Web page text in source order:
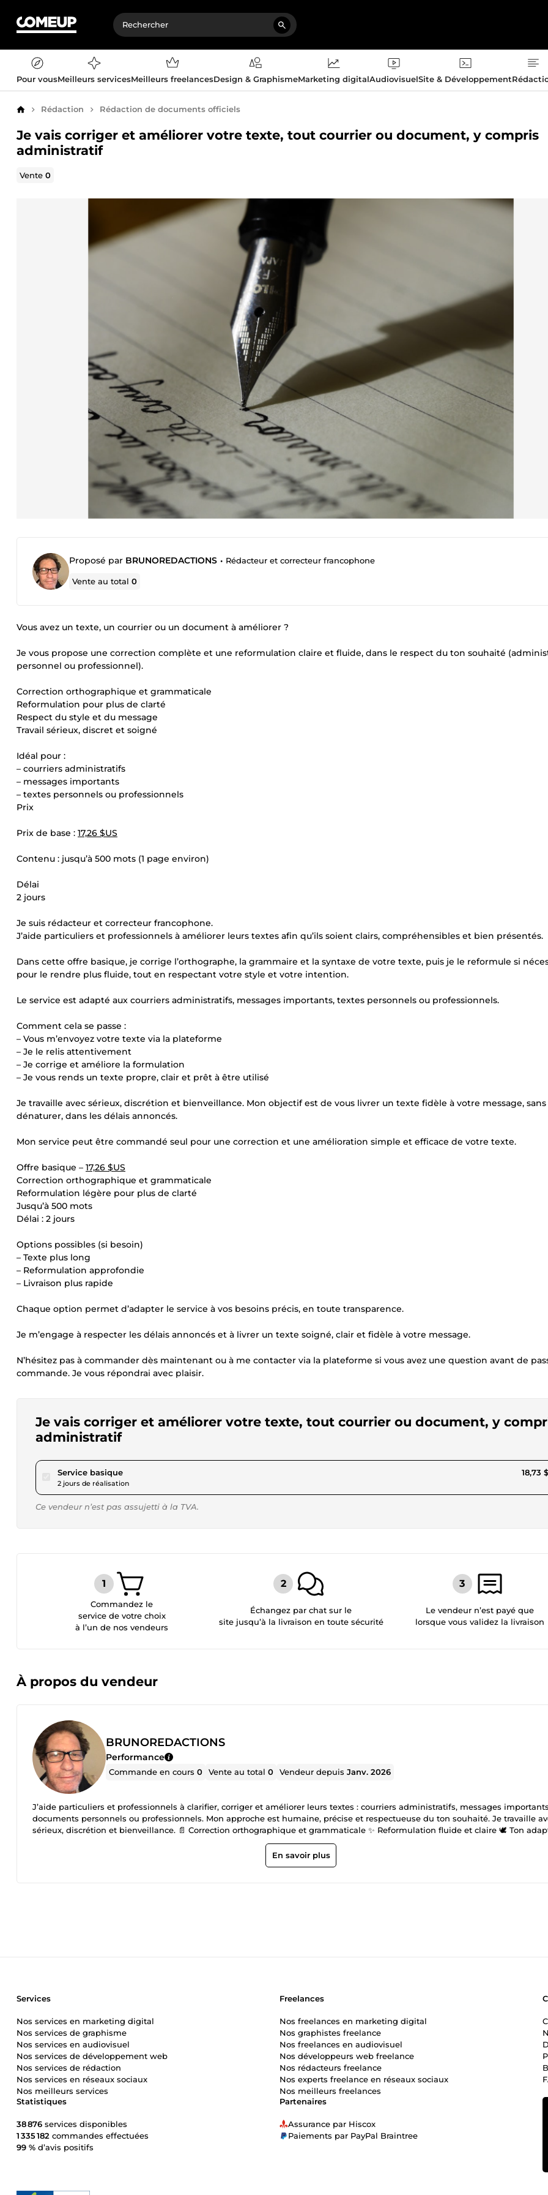
Pour vousMeilleurs servicesMeilleurs freelancesDesign & GraphismeMarketing digitalAudiovisuelSite & Développement
AccueilRédaction Rédaction de documents officiels
Je vais corriger et améliorer votre texte, tout courrier ou document, y compris
administratif
Vente0
Proposé par BRUNOREDACTIONS • Rédacteur et correcteur francophone
Vente au total0
Vous avez un texte, un courrier ou un document à améliorer ?
Je vous propose une correction complète et une reformulation claire et fluide, dans le respect du ton souhaité
personnel ou professionnel).
Correction orthographique et grammaticale
Reformulation pour plus de clarté
Respect du style et du message
Travail sérieux, discret et soigné
Idéal pour :
– courriers administratifs
– messages importants
– textes personnels ou professionnels
Prix
Prix de base : 17,26 $US
Contenu : jusqu’à 500 mots (1 page environ)
Délai
2 jours
Je suis rédacteur et correcteur francophone.
J’aide particuliers et professionnels à améliorer leurs textes afin qu’ils soient clairs, compréhensibles et bien présentés.
Dans cette offre basique, je corrige l’orthographe, la grammaire et la syntaxe de votre texte, puis je le reformule si
pour le rendre plus fluide, tout en respectant votre style et votre intention.
Le service est adapté aux courriers administratifs, messages importants, textes personnels ou professionnels.
Comment cela se passe :
– Vous m’envoyez votre texte via la plateforme
– Je le relis attentivement
– Je corrige et améliore la formulation
– Je vous rends un texte propre, clair et prêt à être utilisé
Je travaille avec sérieux, discrétion et bienveillance. Mon objectif est de vous livrer un texte fidèle à votre message, sans
dénaturer, dans les délais annoncés.
Mon service peut être commandé seul pour une correction et une amélioration simple et efficace de votre texte.
Offre basique – 17,26 $US
Correction orthographique et grammaticale
Reformulation légère pour plus de clarté
Jusqu’à 500 mots
Délai : 2 jours
Options possibles (si besoin)
– Texte plus long
– Reformulation approfondie
– Livraison plus rapide
Chaque option permet d’adapter le service à vos besoins précis, en toute transparence.
Je m’engage à respecter les délais annoncés et à livrer un texte soigné, clair et fidèle à votre message.
N’hésitez pas à commander dès maintenant ou à me contacter via la plateforme si vous avez une question avant de
commande. Je vous répondrai avec plaisir.
Je vais corriger et améliorer votre texte, tout courrier ou document, y
administratif
Service basiquepour 17,26 $US
2 jours de réalisation
18,73
Ce vendeur n’est pas assujetti à la TVA.
Commandez le
service de votre choix
à l’un de nos vendeurs
Échangez par chat sur le
site jusqu’à la livraison en toute sécurité
Le vendeur n’est payé que
lorsque vous validez la livraison
À propos du vendeur
BRUNOREDACTIONS
Performance
Commande en cours0 Vente au total0 Vendeur depuisJanv. 2026
J’aide particuliers et professionnels à clarifier, corriger et améliorer leurs textes : courriers administratifs, messages
documents personnels ou professionnels. Mon approche est humaine, précise et respectueuse du ton souhaité. Je travaille
sérieux, discrétion et bienveillance. 📄 Correction orthographique et grammaticale ✨ Reformulation fluide et claire 🕊️ Ton
(administratif, personnel, professionnel) Travail soigné, délais respectés, échanges simples.
En savoir plus
Partenaires
Assurance par Hiscox
Paiements par PayPal Braintree
Statistiques
38 876 services disponibles
1 335 182 commandes effectuées
99 % d’avis positifs
Services
Nos services en marketing digital
Nos services de graphisme
Nos services en audiovisuel
Nos services de développement web
Nos services de rédaction
Nos services en réseaux sociaux
Nos meilleurs services
Freelances
Nos freelances en marketing digital
Nos graphistes freelance
Nos freelances en audiovisuel
Nos développeurs web freelance
Nos rédacteurs freelance
Nos experts freelance en réseaux sociaux
Nos meilleurs freelances